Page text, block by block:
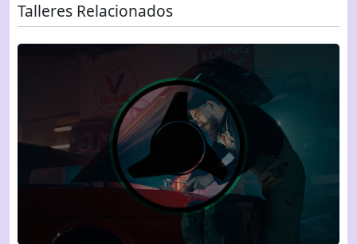
Talleres Relacionados